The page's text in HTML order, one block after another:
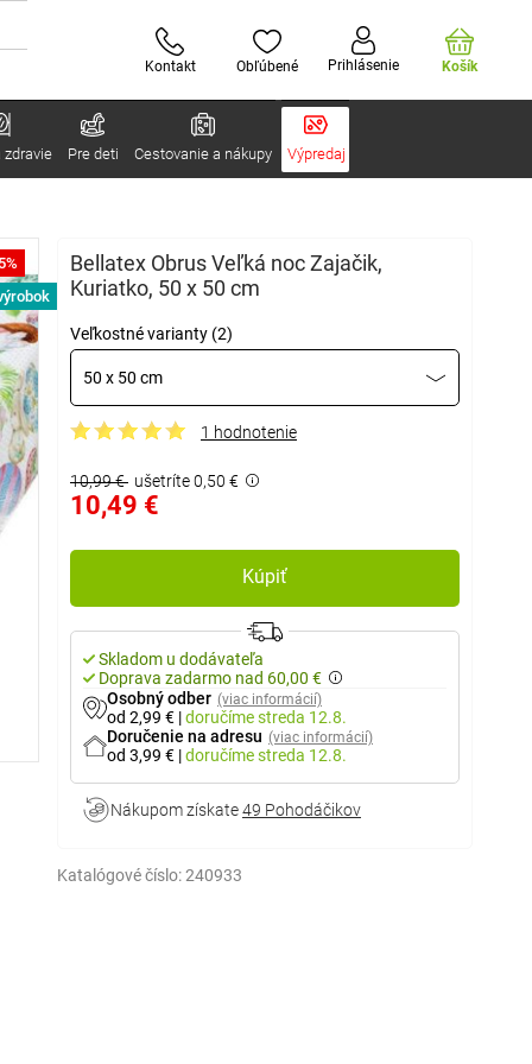
Kontakt Obľúbené Prihlásenie Košík
zdravie Pre deti Cestovanie a nákupy Výpredaj
Bellatex Obrus Veľká noc Zajačik,
Kuriatko, 50 x 50 cm
Veľkostné varianty (2)
50 x 50 cm
1 hodnotenie
10,99 € ušetríte 0,50 €
10,49 €
Kúpiť
Skladom u dodávateľa
Doprava zadarmo nad 60,00 €
Osobný odber (viac informácií)
od 2,99 € |doručímestreda 12.8.
Doručenie na adresu (viac informácií)
od 3,99 € |doručímestreda 12.8.
Nákupom získate49 Pohodáčikov
Katalógové číslo:240933